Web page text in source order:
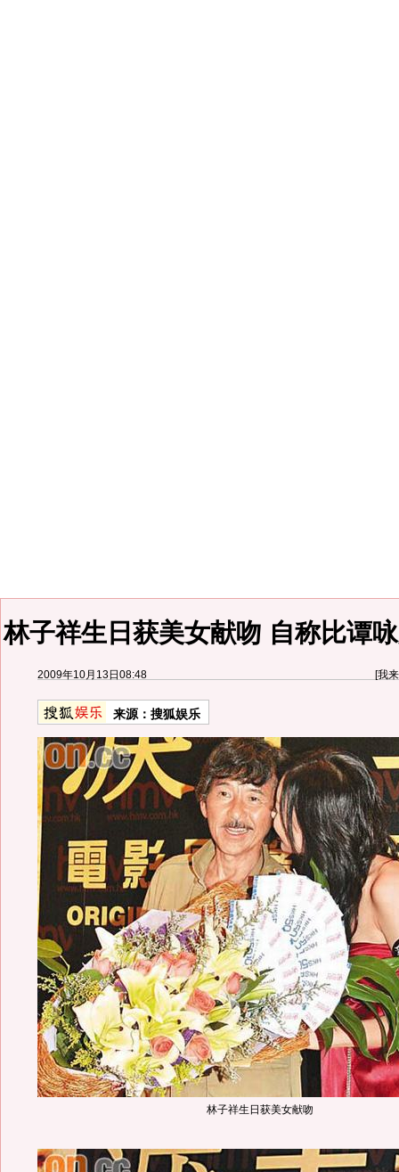
林子祥生日获美女献吻 自称比谭
2009年10月13日08:48 [我
来源： 搜狐娱乐
林子祥生日获美女献吻